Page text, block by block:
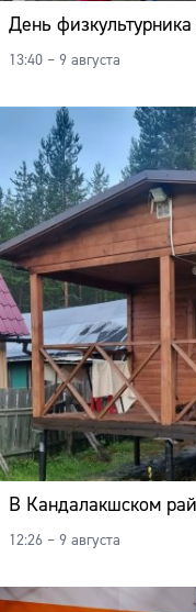
День
13:40 – 9 августа
В Кандалакшском
12:26 – 9 августа